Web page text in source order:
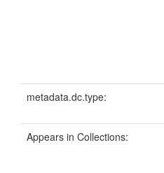
metadata.dc.type:
Appears in Collections: